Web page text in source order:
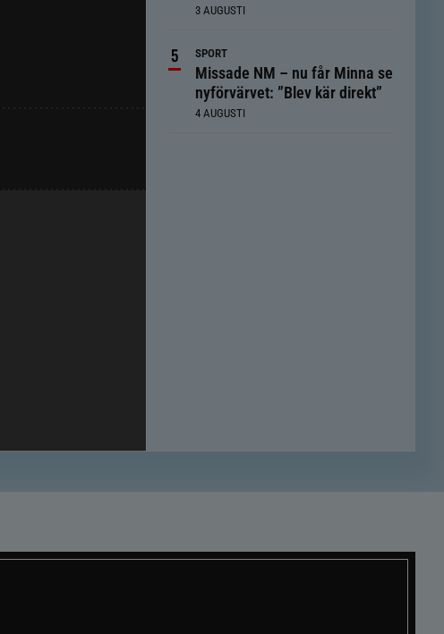
3 AUGUSTI
SPORT
Missade NM – nu får Minna se
nyförvärvet: ”Blev kär direkt”
4 AUGUSTI